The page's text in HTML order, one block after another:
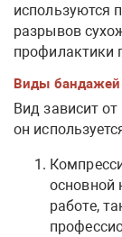
используются
разрывов
профилактики
Виды бандажей
Вид зависит
он
основной
работе,